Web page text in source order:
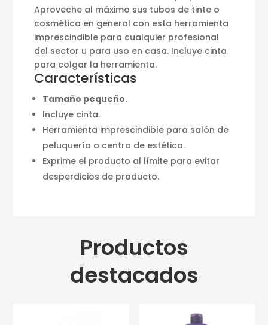
Aproveche al máximo sus tubos de tinte o
cosmética en general con esta herramienta
imprescindible para cualquier profesional
del sector u para uso en casa. Incluye cinta
para colgar la herramienta.
Características
Tamaño pequeño.
Incluye cinta.
Herramienta imprescindible para salón de
peluquería o centro de estética.
Exprime el producto al límite para evitar
desperdicios de producto.
Productos
destacados